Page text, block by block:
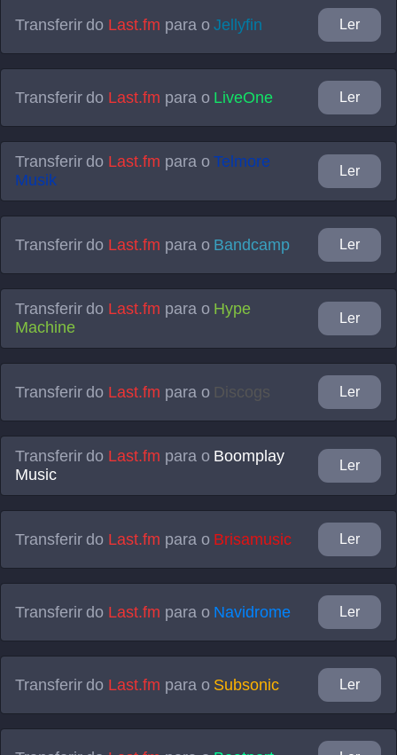
Transferir do Last.fm para oJellyfin Ler
Transferir do Last.fm para o LiveOne Ler
Transferir do Last.fm para oTelmore
Musik
Ler
Transferir do Last.fm para o Bandcamp Ler
Transferir do Last.fm para o Hype
Machine
Ler
Transferir do Last.fm para o Discogs Ler
Transferir do Last.fm para o Boomplay
Music
Ler
Transferir do Last.fm para o Brisamusic Ler
Transferir do Last.fm para o Navidrome Ler
Transferir do Last.fm para o Subsonic Ler